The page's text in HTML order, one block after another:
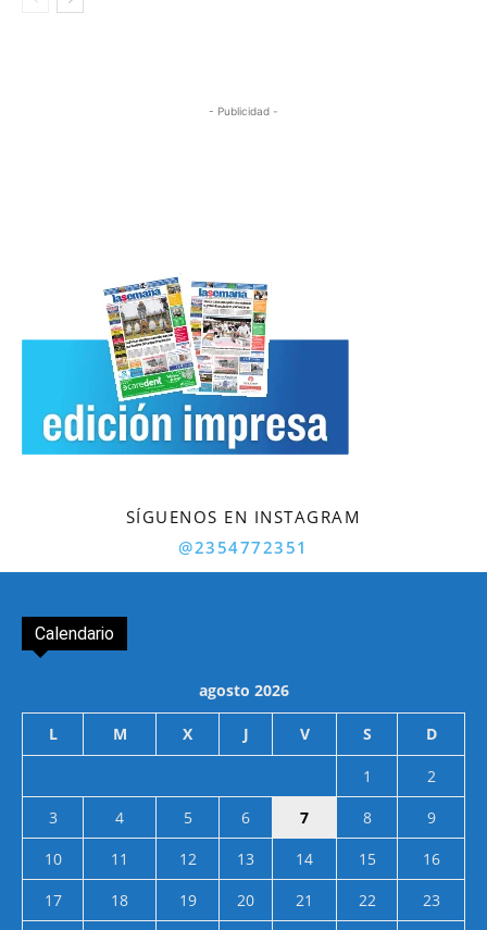
- Publicidad -
SÍGUENOS EN INSTAGRAM
@2354772351
Calendario
agosto 2026
L M X J V S D
1
2
3
4 5 6 7 8
9
10
11 12 13 14 15
16
17
18 19 20 21 22
23